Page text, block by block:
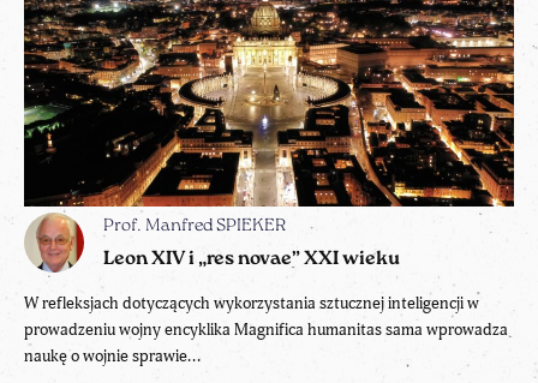
Prof. Manfred SPIEKER
Leon XIV i „res novae” XXI wieku
W refleksjach dotyczących wykorzystania sztucznej inteligencji w
prowadzeniu wojny encyklika Magnifica humanitas sama wprowadza
naukę o wojnie sprawie...